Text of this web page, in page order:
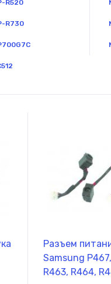
самовывоз товара из
Сб-Вс:
R520
R730
Разъем
Samsung
R463, R464,